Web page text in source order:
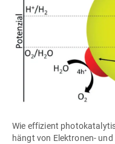
Wie effizient
hängt von Elektronen-